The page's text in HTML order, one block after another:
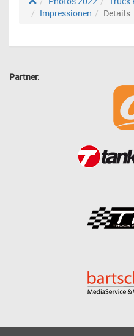
Impressionen
Details
Partner: